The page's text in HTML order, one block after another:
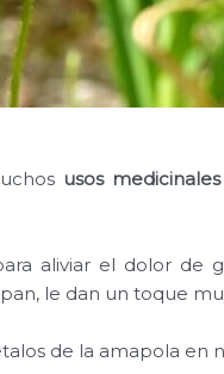
usos
aliviar el dolor de
le dan un toque
de la amapola en